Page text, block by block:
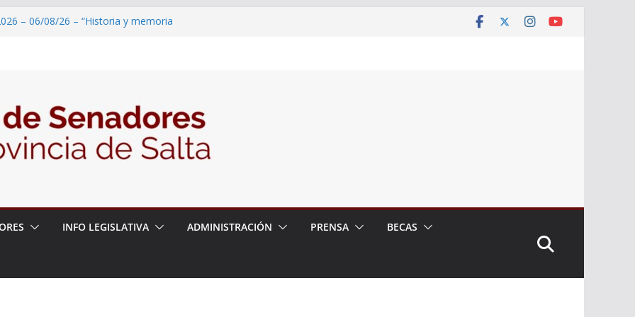
– 06/08/26 – “Historia y memoria
– 06/08/26 – Presentación del libro
del Dr. Víctor Alfredo Frías
– 06/08/26 – 82° Edición de la Expo
INFO LEGISLATIVA ADMINISTRACIÓN PRENSA BECAS